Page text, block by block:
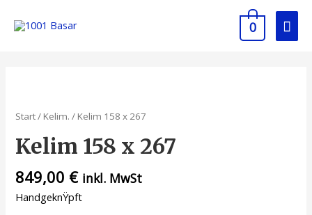
0
Start/ Kelim. / Kelim 158 x 267
Kelim 158 x 267
849,00 € inkl. MwSt
HandgeknŸpft